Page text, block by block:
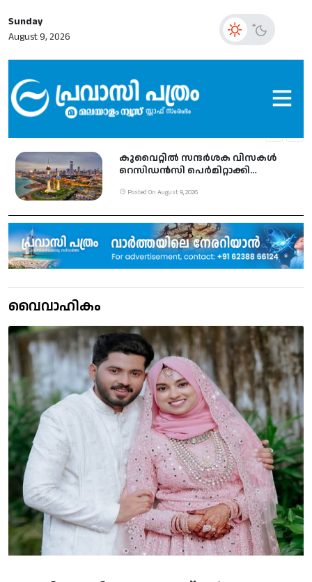
Sunday
August 9, 2026
കുവൈറ്റില്‍ സന്ദര്‍ശക വിസകള്‍
റെസിഡന്‍സി പെര്‍മിറ്റാക്കി
നൂറുകണക്കിന് അപേക്ഷകള്‍ തള്ളി
Posted On August 9, 2026
വൈവാഹികം